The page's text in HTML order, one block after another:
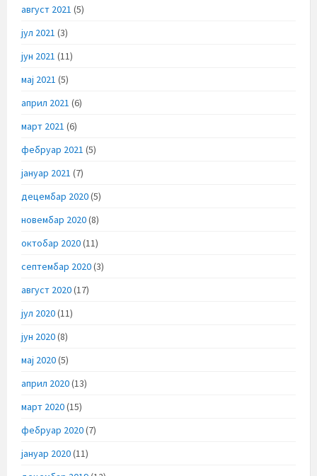
август 2021 (5)
јул 2021 (3)
јун 2021 (11)
мај 2021 (5)
април 2021 (6)
март 2021 (6)
фебруар 2021 (5)
јануар 2021 (7)
децембар 2020(5)
новембар 2020(8)
октобар 2020(11)
септембар 2020(3)
август 2020(17)
јул 2020(11)
јун 2020(8)
мај 2020(5)
април 2020(13)
март 2020(15)
фебруар 2020(7)
јануар 2020(11)